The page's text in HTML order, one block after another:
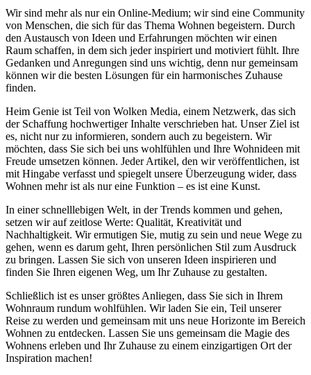
Wir sind mehr als nur ein Online-Medium; wir sind eine Community
von Menschen, die sich für das Thema Wohnen begeistern. Durch
den Austausch von Ideen und Erfahrungen möchten wir einen
Raum schaffen, in dem sich jeder inspiriert und motiviert fühlt. Ihre
Gedanken und Anregungen sind uns wichtig, denn nur gemeinsam
können wir die besten Lösungen für ein harmonisches Zuhause
finden.
Heim Genie ist Teil von Wolken Media, einem Netzwerk, das sich
der Schaffung hochwertiger Inhalte verschrieben hat. Unser Ziel ist
es, nicht nur zu informieren, sondern auch zu begeistern. Wir
möchten, dass Sie sich bei uns wohlfühlen und Ihre Wohnideen mit
Freude umsetzen können. Jeder Artikel, den wir veröffentlichen, ist
mit Hingabe verfasst und spiegelt unsere Überzeugung wider, dass
Wohnen mehr ist als nur eine Funktion – es ist eine Kunst.
In einer schnelllebigen Welt, in der Trends kommen und gehen,
setzen wir auf zeitlose Werte: Qualität, Kreativität und
Nachhaltigkeit. Wir ermutigen Sie, mutig zu sein und neue Wege zu
gehen, wenn es darum geht, Ihren persönlichen Stil zum Ausdruck
zu bringen. Lassen Sie sich von unseren Ideen inspirieren und
finden Sie Ihren eigenen Weg, um Ihr Zuhause zu gestalten.
Schließlich ist es unser größtes Anliegen, dass Sie sich in Ihrem
Wohnraum rundum wohlfühlen. Wir laden Sie ein, Teil unserer
Reise zu werden und gemeinsam mit uns neue Horizonte im Bereich
Wohnen zu entdecken. Lassen Sie uns gemeinsam die Magie des
Wohnens erleben und Ihr Zuhause zu einem einzigartigen Ort der
Inspiration machen!